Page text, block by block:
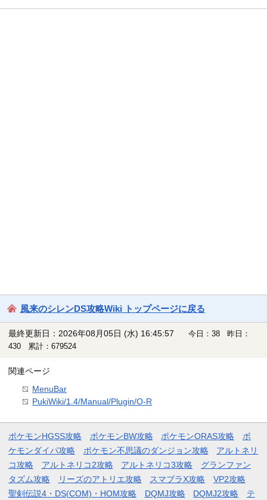
風来のシレンDS攻略Wiki トップページに戻る
最終更新日：2026年08月05日 (水) 16:45:57
今日：38 昨日：
430 累計：679524
関連ページ
MenuBar
PukiWiki/1.4/Manual/Plugin/O-R
ポケモンHGSS攻略 ポケモンBW攻略 ポケモンORAS攻略
ポ
ケモンダイパ攻略
ポケモン不思議のダンジョン攻略
アルトネリ
コ攻略
アルトネリコ2攻略 アルトネリコ3攻略
グランファン
タズム攻略
リーズのアトリエ攻略 スマブラX攻略
VP2攻略
聖剣伝説4・DS(COM)・HOM攻略
DQMJ攻略 DQMJ2攻略 テ